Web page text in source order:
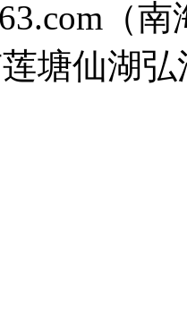
（南
塘仙湖弘